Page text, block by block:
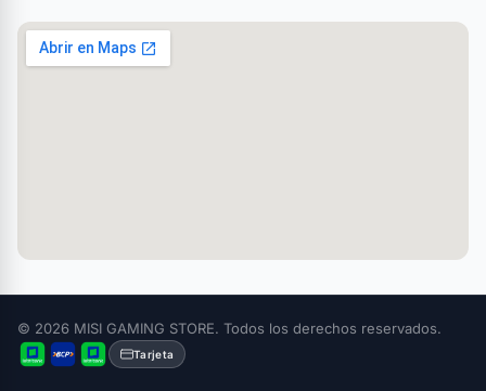
© 2026 MISI GAMING STORE. Todos los derechos reservados.
Tarjeta